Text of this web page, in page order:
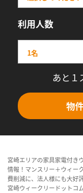
利用人数
あと１
物
宮崎エリアの家具家電付き
情報！マンスリー＋ウィー
費削減に、法人様にも大好
宮崎ウィークリードットコ